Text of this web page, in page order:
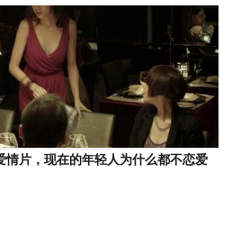
情片，现在的年轻人为什么都不恋爱